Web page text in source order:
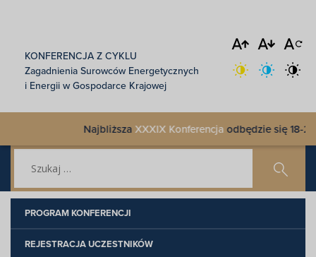
KONFERENCJA Z CYKLU
Zagadnienia Surowców Energetycznych
i Energii w Gospodarce Krajowej
NajbliższaXXXIX Konferencjaodbędzie się 18-21
PROGRAM KONFERENCJI
REJESTRACJA UCZESTNIKÓW